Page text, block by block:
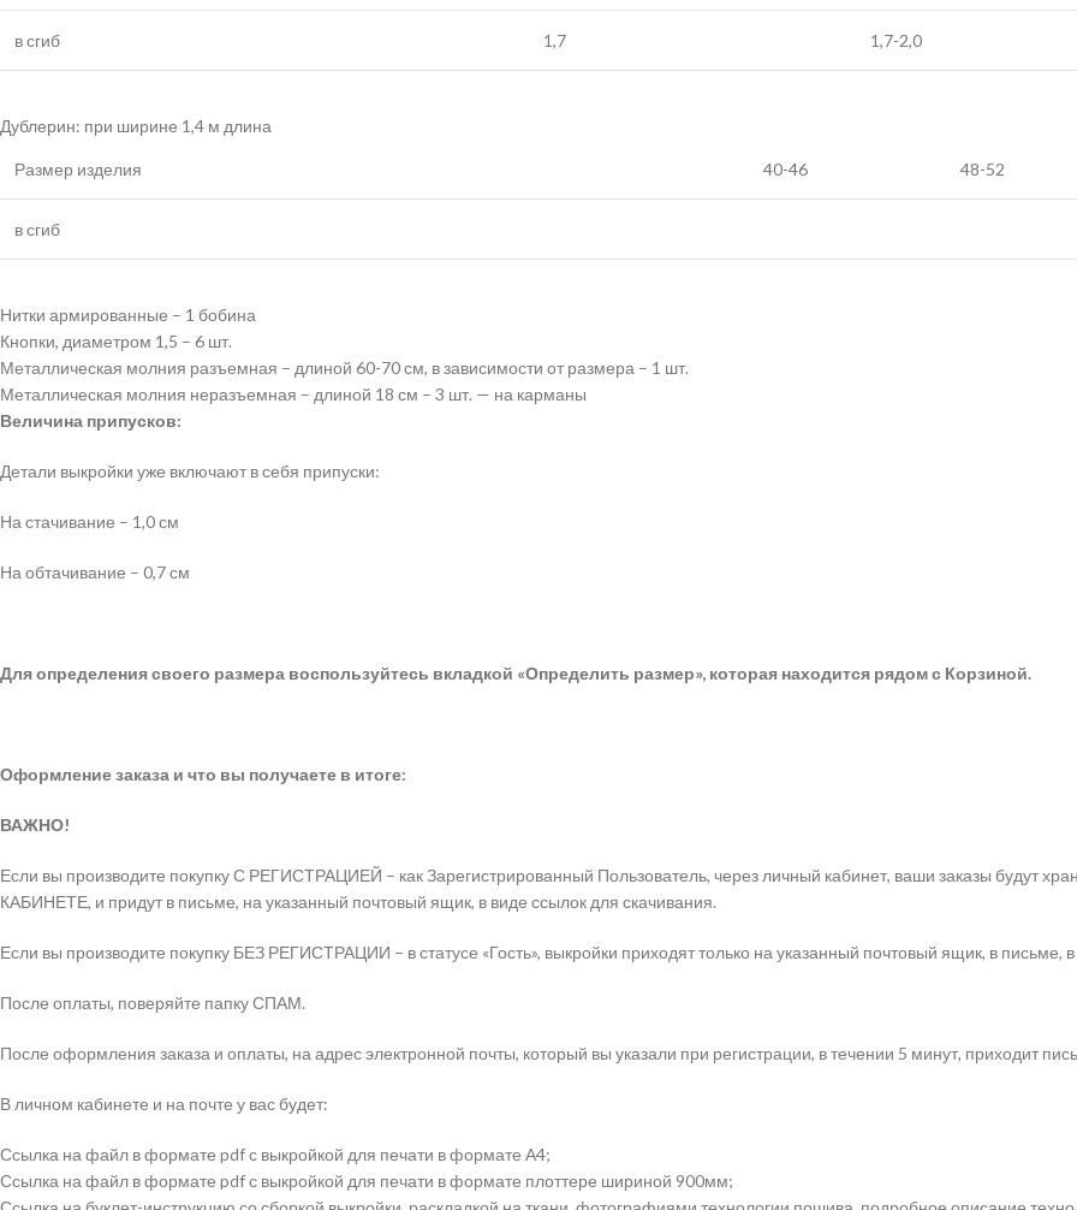
в сгиб 1,7 1,7-2,0
Дублерин: при ширине 1,4 м длина
Размер изделия 40-46 48-52
в сгиб
Нитки армированные – 1 бобина
Кнопки, диаметром 1,5 – 6 шт.
Металлическая молния разъемная – длиной 60-70 см, в зависимости от размера – 1 шт.
Металлическая молния неразъемная – длиной 18 см – 3 шт. — на карманы
Величина припусков:
Детали выкройки уже включают в себя припуски:
На стачивание – 1,0 см
На обтачивание – 0,7 см
Для определения своего размера воспользуйтесь вкладкой «Определить размер», которая находится рядом с Корзиной.
Оформление заказа и что вы получаете в итоге:
ВАЖНО!
Если вы производите покупку С РЕГИСТРАЦИЕЙ – как Зарегистрированный Пользователь, через личный кабинет, ваши заказы будут
КАБИНЕТЕ, и придут в письме, на указанный почтовый ящик, в виде ссылок для скачивания.
Если вы производите покупку БЕЗ РЕГИСТРАЦИИ – в статусе «Гость», выкройки приходят только на указанный почтовый ящик, в письме,
После оплаты, поверяйте папку СПАМ.
После оформления заказа и оплаты, на адрес электронной почты, который вы указали при регистрации, в течении 5 минут, приходит
В личном кабинете и на почте у вас будет:
Ссылка на файл в формате pdf с выкройкой для печати в формате А4;
Ссылка на файл в формате pdf с выкройкой для печати в формате плоттере шириной 900мм;